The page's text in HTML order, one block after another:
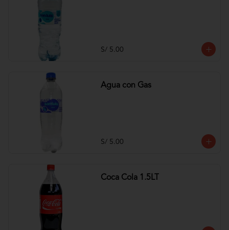
S/ 5.00
Agua con Gas
S/ 5.00
Coca Cola 1.5LT